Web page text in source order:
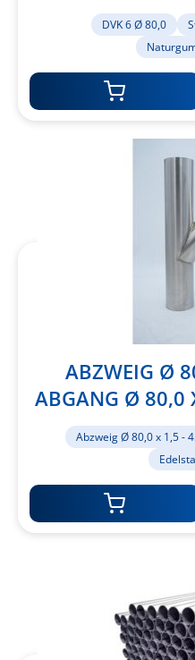
DVK 6 Ø 80,0
ABZWEIG Ø
ABGANG Ø 80,0
Abzweig Ø 80,0 x 1,5 -